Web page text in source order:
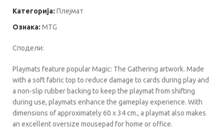
Категорија: Плејмат
Ознака: MTG
Сподели:
Playmats feature popular Magic: The Gathering artwork. Made
with a soft fabric top to reduce damage to cards during play and
a non-slip rubber backing to keep the playmat from shifting
during use, playmats enhance the gameplay experience. With
dimensions of approximately 60 x 34 cm., a playmat also makes
an excellent oversize mousepad for home or office.